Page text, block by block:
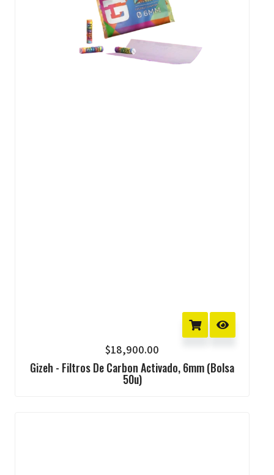
$18,900.00
Gizeh - Filtros De Carbon Activado, 6mm (bolsa
50u)